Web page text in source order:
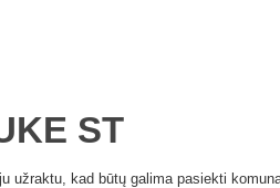
ST
užraktu, kad būtų galima pasiekti